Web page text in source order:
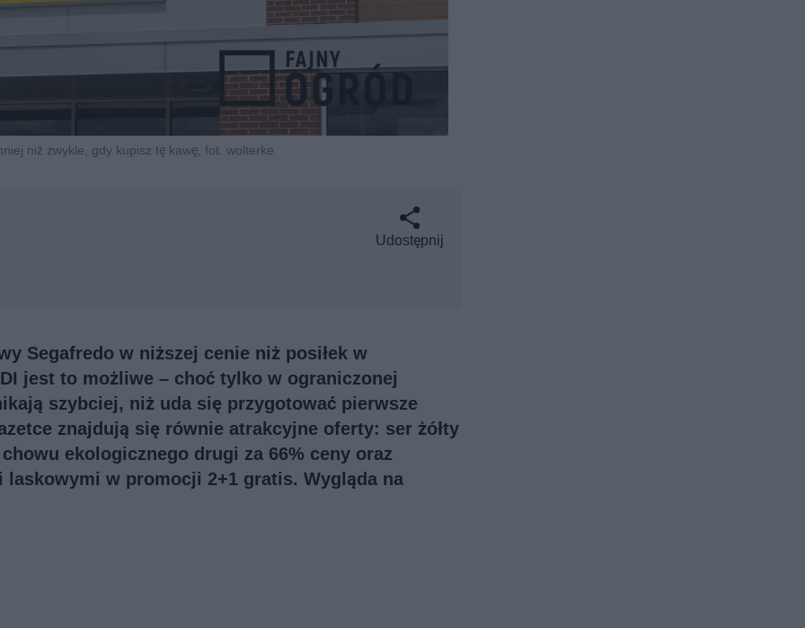
niż zwykle, gdy kupisz tę kawę, fot. wolterke
Udostępnij
Segafredo w niższej cenie niż posiłek w
jest to możliwe – choć tylko w ograniczonej
szybciej, niż uda się przygotować pierwsze
znajdują się równie atrakcyjne oferty: ser żółty
ekologicznego drugi za 66% ceny oraz
laskowymi w promocji 2+1 gratis. Wygląda na